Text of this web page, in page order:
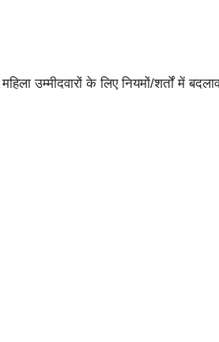
उम्मीदवारों के लिए नियमों/शर्तों में